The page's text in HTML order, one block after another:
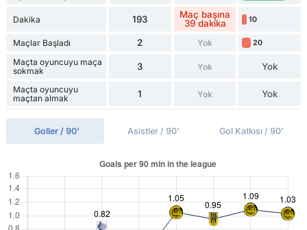
Dakika 193
Maç başına
39 dakika
10
Maçlar Başladı 2 Yok 20
Maçta oyuncuyu maça
sokmak
3 Yok Yok
Maçta oyuncuyu
maçtan almak
1 Yok Yok
Goller / 90' Asistler / 90' Gol Katkısı / 90'